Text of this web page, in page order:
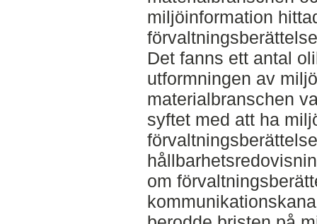
miljöinformation
Det fanns ett antal
utformningen av
materialbranschen
syftet med att ha
om